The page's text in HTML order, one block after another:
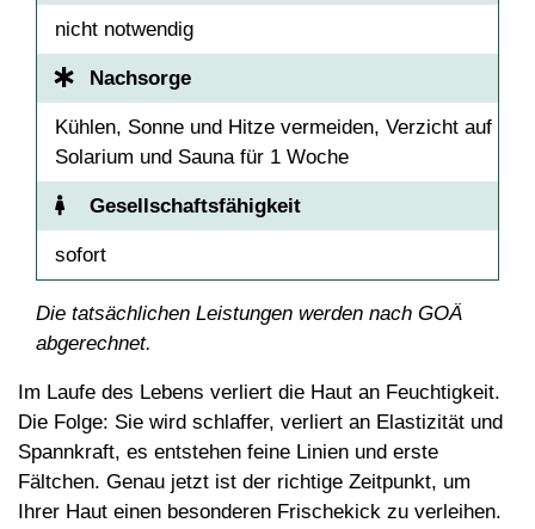
nicht notwendig
Nachsorge
Kühlen, Sonne und Hitze vermeiden, Verzicht auf
Solarium und Sauna für 1 Woche
Gesellschaftsfähigkeit
sofort
Die tatsächlichen Leistungen werden nach GOÄ
abgerechnet.
Im Laufe des Lebens verliert die Haut an Feuchtigkeit.
Die Folge: Sie wird schlaffer, verliert an Elastizität und
Spannkraft, es entstehen feine Linien und erste
Fältchen. Genau jetzt ist der richtige Zeitpunkt, um
Ihrer Haut einen besonderen Frischekick zu verleihen.